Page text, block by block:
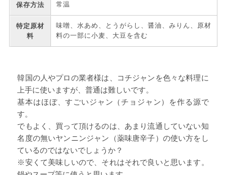
保存方法 常温
特定原材
料
味噌、水あめ、とうがらし、醤油、みりん、原材
料の一部に小麦、大豆を含む
韓国の人やプロの業者様は、コチジャンを色々な料理に
上手に使いますが、普通は難しいです。
基本はほぼ、すごいジャン（チョジャン）を作る源で
す。
でもよく、買って頂けるのは、あまり流通していない知
名度の無いヤンニンジャン（薬味唐辛子）の使い方をし
ているのではないでしょうか？
※安くて美味しいので、それはそれで良いと思います。